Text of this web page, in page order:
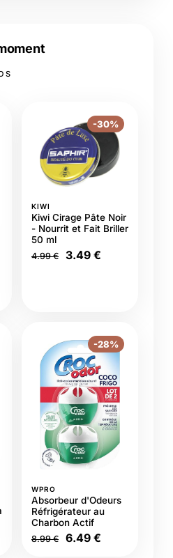
-30%
KIWI
Kiwi Cirage Pâte Noir
- Nourrit et Fait Briller
50 ml
4.99 € 3.49 €
-28%
WPRO
Absorbeur d'Odeurs
Réfrigérateur au
Charbon Actif
8.99 € 6.49 €